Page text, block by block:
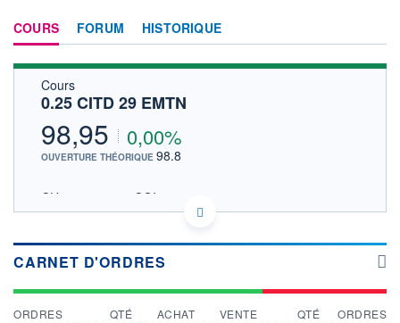
COURS FORUM HISTORIQUE
Cours
0.25 CITD 29 EMTN
98,95 0,00%
OUVERTURE THÉORIQUE 98.8
CH1129053802 CGI21
SWISS EBS STOCKS DONNÉES TEMPS DIFFÉRÉ
CARNET D'ORDRES
ORDRES QTÉ ACHAT VENTE QTÉ ORDRES